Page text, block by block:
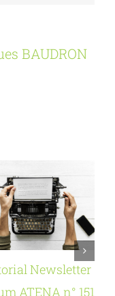
BAUDRON
Newsletter
ATENA n° 151